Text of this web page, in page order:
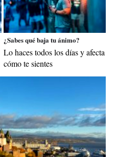
¿Sabes qué baja tu ánimo?
Lo haces todos los días y afecta
cómo te sientes